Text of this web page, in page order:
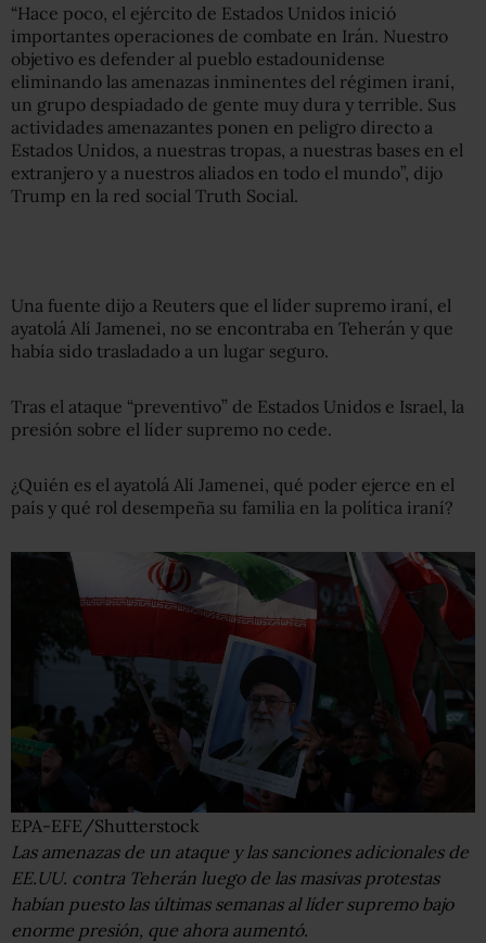
“Hace poco, el ejército de Estados Unidos inició
importantes operaciones de combate en Irán. Nuestro
objetivo es defender al pueblo estadounidense
eliminando las amenazas inminentes del régimen iraní,
un grupo despiadado de gente muy dura y terrible. Sus
actividades amenazantes ponen en peligro directo a
Estados Unidos, a nuestras tropas, a nuestras bases en el
extranjero y a nuestros aliados en todo el mundo”, dijo
Trump en la red social Truth Social.
Una fuente dijo a Reuters que el líder supremo iraní, el
ayatolá Alí Jamenei, no se encontraba en Teherán y que
había sido trasladado a un lugar seguro.
Tras el ataque “preventivo” de Estados Unidos e Israel, la
presión sobre el líder supremo no cede.
¿Quién es el ayatolá Alí Jamenei, qué poder ejerce en el
país y qué rol desempeña su familia en la política iraní?
EPA-EFE/Shutterstock
Las amenazas de un ataque y las sanciones adicionales de
EE.UU. contra Teherán luego de las masivas protestas
habían puesto las últimas semanas al líder supremo bajo
enorme presión, que ahora aumentó.